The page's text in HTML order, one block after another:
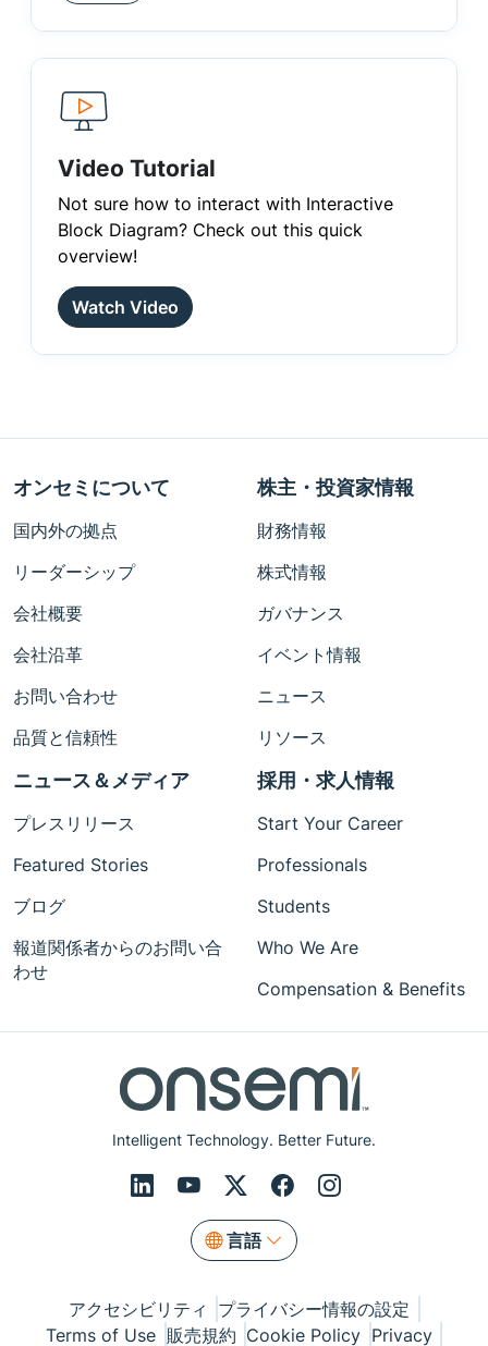
Video Tutorial
Not sure how to interact with Interactive
Block Diagram? Check out this quick
overview!
Watch Video
Intelligent Technology. Better Future.
言語
オンセミについて
国内外の拠点
リーダーシップ
会社概要
会社沿革
お問い合わせ
品質と信頼性
株主・投資家情報
財務情報
株式情報
ガバナンス
イベント情報
ニュース
リソース
ニュース＆メディア
プレスリリース
Featured Stories
ブログ
報道関係者からのお問い合
わせ
採用・求人情報
Start Your Career
Professionals
Students
Who We Are
Compensation & Benefits
アクセシビリティ
プライバシー情報の設定
Terms of Use 販売規約 Cookie Policy Privacy